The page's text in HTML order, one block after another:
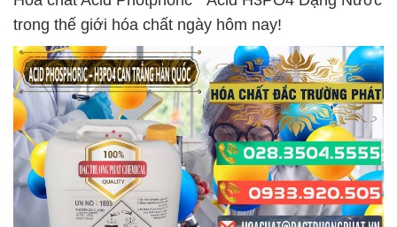
trong thế giới hóa chất ngày hôm nay!